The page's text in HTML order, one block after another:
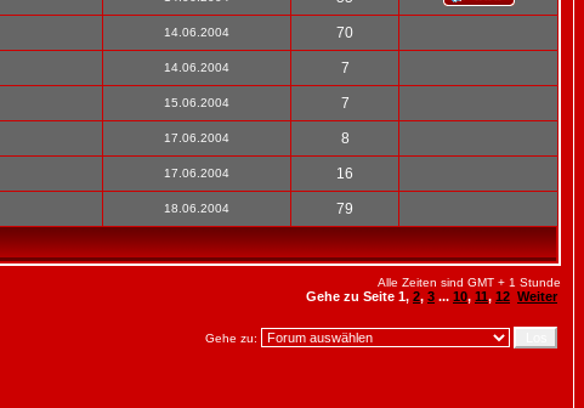
14.06.2004 70
14.06.2004 7
15.06.2004 7
17.06.2004 8
17.06.2004 16
18.06.2004 79
Alle Zeiten sind GMT + 1 Stunde
Gehe zu Seite 1, 2, 3 ... 10, 11, 12 Weiter
Gehe zu: